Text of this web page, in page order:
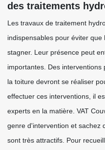
des traitements
Les travaux de traitement
indispensables pour éviter
stagner. Leur présence peut
importantes. Des
la toiture devront se réaliser
effectuer ces interventions, il
experts en la matière. VAT
genre d'intervention et sachez
sont très attractifs. Pour